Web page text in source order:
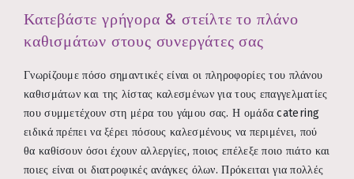
Κατεβάστε γρήγορα & στείλτε το πλάνο
καθισμάτων στους συνεργάτες σας
Γνωρίζουμε πόσο σημαντικές είναι οι πληροφορίες του πλάνου
καθισμάτων και της λίστας καλεσμένων για τους επαγγελματίες
που συμμετέχουν στη μέρα του γάμου σας. Η ομάδα catering
ειδικά πρέπει να ξέρει πόσους καλεσμένους να περιμένει, πού
θα καθίσουν όσοι έχουν αλλεργίες, ποιος επέλεξε ποιο πιάτο και
ποιες είναι οι διατροφικές ανάγκες όλων. Πρόκειται για πολλές